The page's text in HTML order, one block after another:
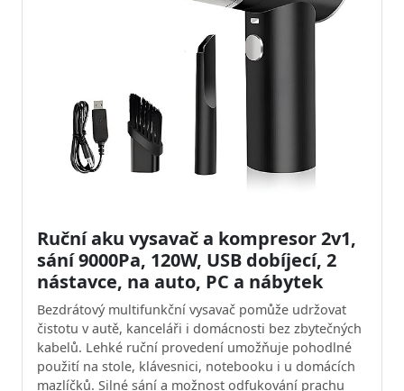
Ruční aku vysavač a kompresor 2v1,
sání 9000Pa, 120W, USB dobíjecí, 2
nástavce, na auto, PC a nábytek
Bezdrátový multifunkční vysavač pomůže udržovat
čistotu v autě, kanceláři i domácnosti bez zbytečných
kabelů. Lehké ruční provedení umožňuje pohodlné
použití na stole, klávesnici, notebooku i u domácích
mazlíčků. Silné sání a možnost odfukování prachu